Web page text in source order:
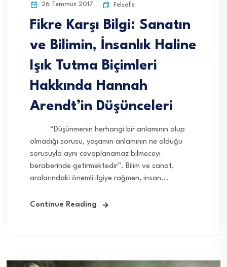
26 Temmuz 2017 Felsefe
Fikre Karşı Bilgi: Sanatın
ve Bilimin, İnsanlık Haline
Işık Tutma Biçimleri
Hakkında Hannah
Arendt’in Düşünceleri
“Düşünmenin herhangi bir anlamının olup
olmadığı sorusu, yaşamın anlamının ne olduğu
sorusuyla aynı cevaplanamaz bilmeceyi
beraberinde getirmektedir”. Bilim ve sanat,
aralarındaki önemli ilgiye rağmen, insan...
Continue Reading